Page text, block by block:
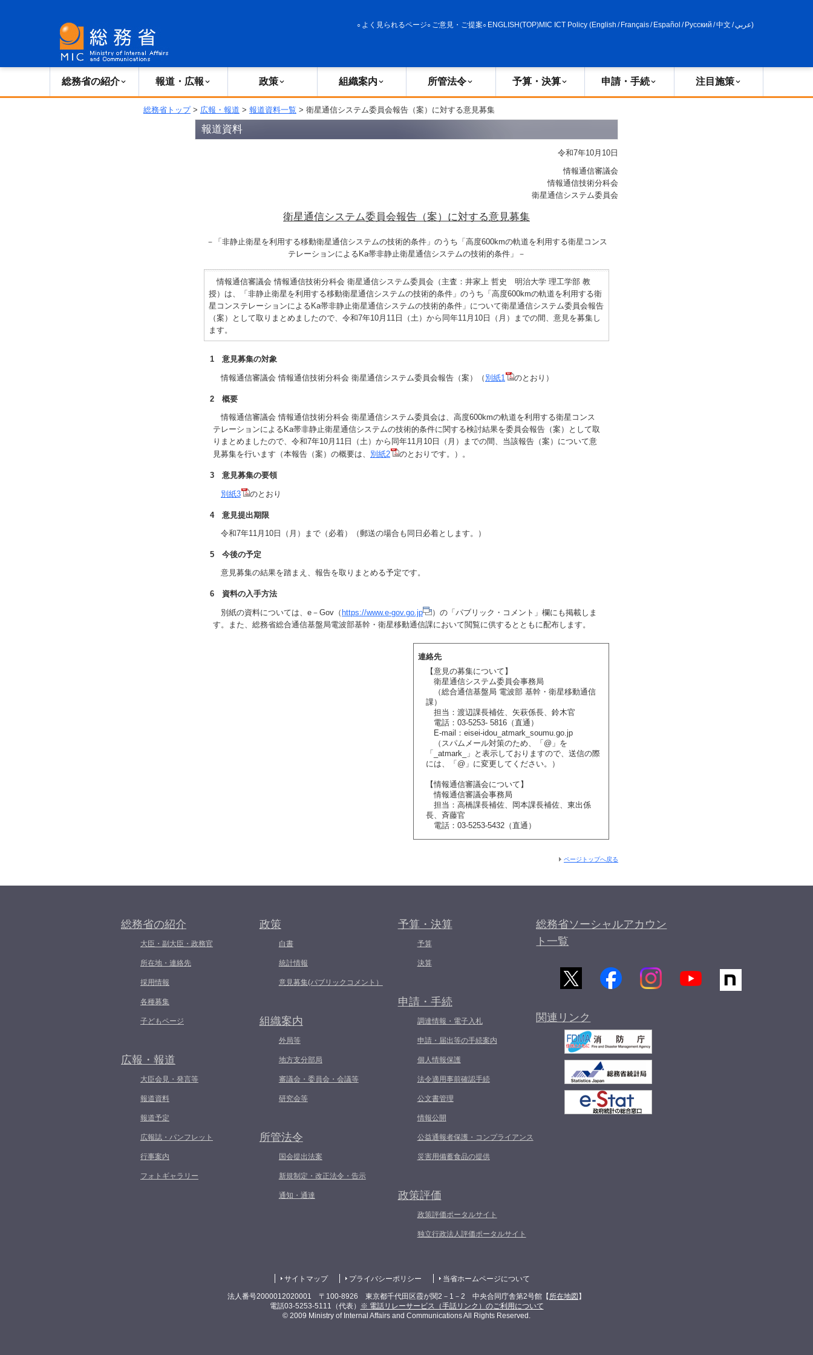
よく見られるページ ご意見・ご提案 ENGLISH(TOP)MIC ICT Policy (English / Français/ Español / Русский /中文 /عربي)
総務省の紹介 報道・広報 政策 組織案内 所管法令 予算・決算 申請・手続 注目施策
総務省トップ> 広報・報道 > 報道資料一覧 > 衛星通信システム委員会報告（案）に対する意見募集
報道資料
令和7年10月10日
情報通信審議会
情報通信技術分科会
衛星通信システム委員会
衛星通信システム委員会報告（案）に対する意見募集
－「非静止衛星を利用する移動衛星通信システムの技術的条件」のうち「高度600kmの軌道を利用する衛星コンス
テレーションによるKa帯非静止衛星通信システムの技術的条件」－
情報通信審議会 情報通信技術分科会 衛星通信システム委員会（主査：井家上 哲史 明治大学 理工学部 教
授）は、「非静止衛星を利用する移動衛星通信システムの技術的条件」のうち「高度600kmの軌道を利用する衛
星コンステレーションによるKa帯非静止衛星通信システムの技術的条件」について衛星通信システム委員会報告
（案）として取りまとめましたので、令和7年10月11日（土）から同年11月10日（月）までの間、意見を募集し
ます。
1 意見募集の対象
情報通信審議会 情報通信技術分科会 衛星通信システム委員会報告（案）（ 別紙1 のとおり）
2 概要
情報通信審議会 情報通信技術分科会 衛星通信システム委員会は、高度600kmの軌道を利用する衛星コンス
テレーションによるKa帯非静止衛星通信システムの技術的条件に関する検討結果を委員会報告（案）として取
りまとめましたので、令和7年10月11日（土）から同年11月10日（月）までの間、当該報告（案）について意
見募集を行います（本報告（案）の概要は、 別紙2 のとおりです。）。
3 意見募集の要領
別紙3 のとおり
4 意見提出期限
令和7年11月10日（月）まで（必着）（郵送の場合も同日必着とします。）
5 今後の予定
意見募集の結果を踏まえ、報告を取りまとめる予定です。
6 資料の入手方法
別紙の資料については、e－Gov（ https://www.e-gov.go.jp
）の「パブリック・コメント」欄にも掲載しま
す。また、総務省総合通信基盤局電波部基幹・衛星移動通信課において閲覧に供するとともに配布します。
連絡先
【意見の募集について】
衛星通信システム委員会事務局
（総合通信基盤局 電波部 基幹・衛星移動通信
課）
担当：渡辺課長補佐、矢萩係長、鈴木官
電話：03-5253- 5816（直通）
E-mail：eisei-idou_atmark_soumu.go.jp
（スパムメール対策のため、「@」を
「_atmark_」と表示しておりますので、送信の際
には、「@」に変更してください。）
【情報通信審議会について】
情報通信審議会事務局
担当：高橋課長補佐、岡本課長補佐、東出係
長、斉藤官
電話：03-5253-5432（直通）
ページトップへ戻る
総務省の紹介
大臣・副大臣・政務官
所在地・連絡先
採用情報
各種募集
子どもページ
広報・報道
大臣会見・発言等
報道資料
報道予定
広報誌・パンフレット
行事案内
フォトギャラリー
政策
白書
統計情報
意見募集(パブリックコメント）
組織案内
外局等
地方支分部局
審議会・委員会・会議等
研究会等
所管法令
国会提出法案
新規制定・改正法令・告示
通知・通達
予算・決算
予算
決算
申請・手続
調達情報・電子入札
申請・届出等の手続案内
個人情報保護
法令適用事前確認手続
公文書管理
情報公開
公益通報者保護・コンプライアンス
災害用備蓄食品の提供
政策評価
政策評価ポータルサイト
独立行政法人評価ポータルサイト
総務省ソーシャルアカウン
ト一覧
関連リンク
サイトマップ プライバシーポリシー 当省ホームページについて
法人番号2000012020001 〒100-8926 東京都千代田区霞が関2－1－2 中央合同庁舎第2号館【 所在地図 】
電話03-5253-5111（代表）
※ 電話リレーサービス（手話リンク）のご利用について
© 2009 Ministry of Internal Affairs and Communications All Rights Reserved.